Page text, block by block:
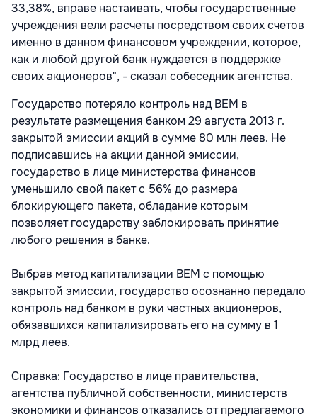
33,38%, вправе настаивать, чтобы государственные
учреждения вели расчеты посредством своих счетов
именно в данном финансовом учреждении, которое,
как и любой другой банк нуждается в поддержке
своих акционеров", - сказал собеседник агентства.
Государство потеряло контроль над ВЕМ в
результате размещения банком 29 августа 2013 г.
закрытой эмиссии акций в сумме 80 млн леев. Не
подписавшись на акции данной эмиссии,
государство в лице министерства финансов
уменьшило свой пакет с 56% до размера
блокирующего пакета, обладание которым
позволяет государству заблокировать принятие
любого решения в банке.
Выбрав метод капитализации ВЕМ с помощью
закрытой эмиссии, государство осознанно передало
контроль над банком в руки частных акционеров,
обязавшихся капитализировать его на сумму в 1
млрд леев.
Справка: Государство в лице правительства,
агентства публичной собственности, министерств
экономики и финансов отказались от предлагаемого